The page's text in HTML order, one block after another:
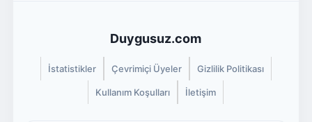
Duygusuz.com
İstatistikler Çevrimiçi Üyeler Gizlilik Politikası
Kullanım Koşulları İletişim